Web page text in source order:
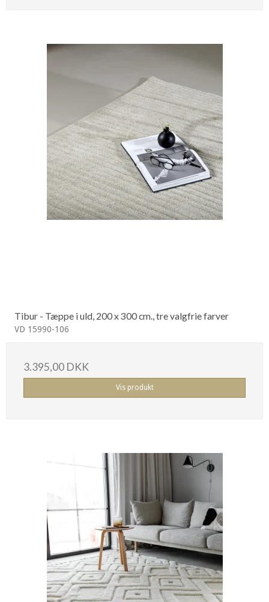
Tibur - Tæppe i uld, 200 x 300 cm., tre valgfrie farver
VD 15990-106
3.395,00 DKK
Vis produkt